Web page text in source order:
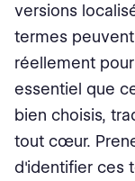
versions
termes
réellement
essentiel que
bien choisis,
tout cœur.
d'identifier ces